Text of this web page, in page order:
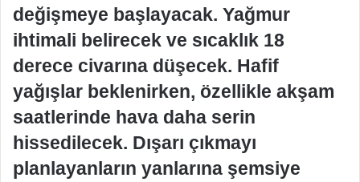
değişmeye başlayacak. Yağmur
ihtimali belirecek ve sıcaklık 18
derece civarına düşecek. Hafif
yağışlar beklenirken, özellikle akşam
saatlerinde hava daha serin
hissedilecek. Dışarı çıkmayı
planlayanların yanlarına şemsiye